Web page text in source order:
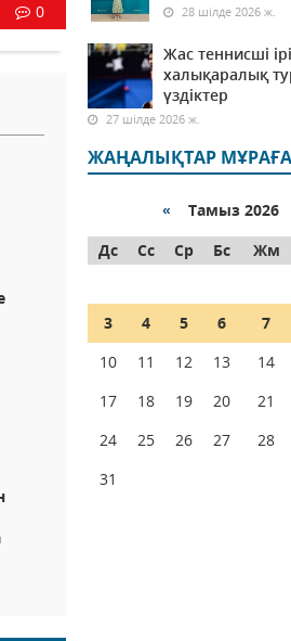
0 28 шілде 2026 ж.
Жас теннисші ірі
халықаралық
үздіктер
27 шілде 2026 ж.
ЖАҢАЛЫҚТАР
« Тамыз
Дс
Сс Ср Бс Жм
3
4 5 6 7
10
11 12 13 14
17
18 19 20 21
24
25 26 27 28
31